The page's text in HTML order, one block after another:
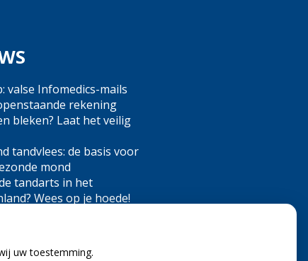
valse Infomedics-mails
rekening
bleken? Laat het veilig
tandvlees: de basis voor
mond
tandarts in het
Wees op je hoede!
uw toestemming.